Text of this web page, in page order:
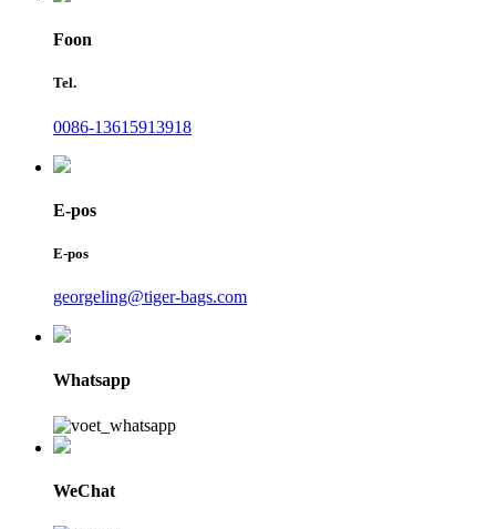
Foon
Tel.
0086-13615913918
E-pos
E-pos
georgeling@tiger-bags.com
Whatsapp
WeChat